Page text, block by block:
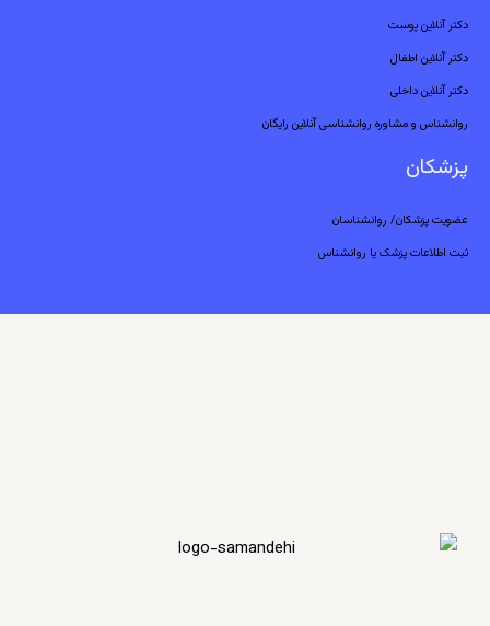
دکتر آنلاین پوست
دکتر آنلاین اطفال
دکتر آنلاین داخلی
روانشناس و مشاوره روانشناسی آنلاین رایگان
پزشکان
عضویت پزشکان/ روانشناسان
ثبت اطلاعات پزشک یا روانشناس